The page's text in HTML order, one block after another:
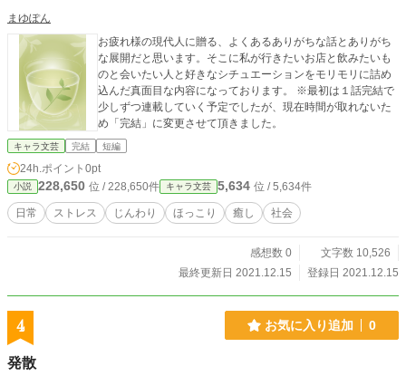
まゆぽん
お疲れ様の現代人に贈る、よくあるありがちな話とありがち
な展開だと思います。そこに私が行きたいお店と飲みたいも
のと会いたい人と好きなシチュエーションをモリモリに詰め
込んだ真面目な内容になっております。 ※最初は１話完結で
少しずつ連載していく予定でしたが、現在時間が取れないた
め「完結」に変更させて頂きました。
キャラ文芸 完結 短編
24h.ポイント 0pt
小説 228,650 位 / 228,650件 キャラ文芸 5,634 位 / 5,634件
日常 ストレス じんわり ほっこり 癒し 社会
感想数 0
文字数 10,526
最終更新日 2021.12.15
登録日 2021.12.15
4 お気に入り追加 0
発散